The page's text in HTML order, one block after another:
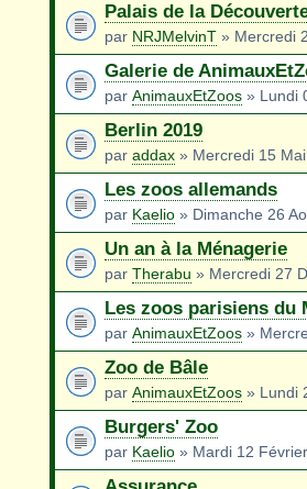
Palais de la
par NRJMelvinT » Mercredi
Galerie de
par AnimauxEtZoos » Lundi
Berlin 2019
par addax » Mercredi 15
Les zoos allemands
par Kaelio » Dimanche 26
Un an à la Ménagerie
par Therabu » Mercredi 27
Les zoos parisiens du
par AnimauxEtZoos »
Zoo de Bâle
par AnimauxEtZoos » Lundi
Burgers' Zoo
par Kaelio » Mardi 12